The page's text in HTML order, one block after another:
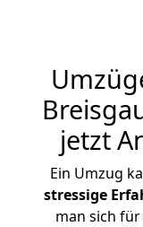
jetzt
Ein Umzug
stressige
man sich